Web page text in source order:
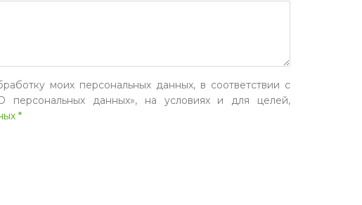
моих персональных данных, в соответствии с
данных», на условиях и для целей,
*